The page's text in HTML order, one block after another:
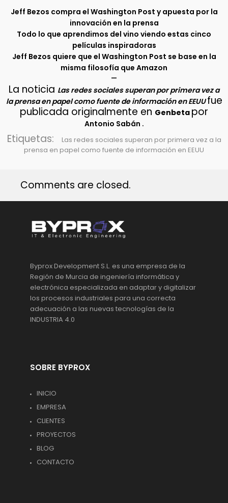
Jeff Bezos compra el Washington Post y apuesta por la
innovación en la prensa
Todo lo que aprendimos del vino viendo estas cinco
películas inspiradoras
Jeff Bezos quiere que el Washington Post se base en la
misma filosofía que Amazon
–
La noticia Las redes sociales superan por primera vez a
la prensa en papel como fuente de información en EEUUfue
publicada originalmente en Genbeta por
Antonio Sabán .
Etiquetas:
Las redes sociales superan por primera vez a la
prensa en papel como fuente de información en EEUU
Comments are closed.
Byprox Development S.L. es una empresa de la
Región de Murcia de ingeniería informática y
electrónica especializada en adaptar y digitalizar
los procesos industriales para una correcta
adecuación a las nuevas tecnologías de la
INDUSTRIA 4.0
SOBRE BYPROX
INICIO
EMPRESA
CLIENTES
PROYECTOS
BLOG
CONTACTO